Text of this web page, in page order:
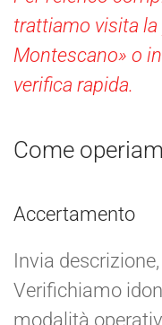
trattiamo visita la
Montescano» o
verifica rapida.
Come
Accertamento
Invia
Verifichiamo
modalità